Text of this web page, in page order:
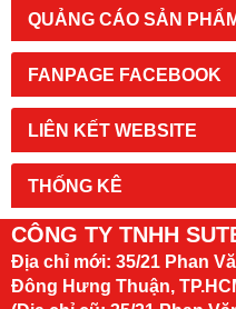
QUẢNG CÁO SẢN
FANPAGE FACEBOOK
LIÊN KẾT WEBSITE
THỐNG KÊ
CÔNG TY TNHH
Địa chỉ mới: 35/21 Phan
Đông Hưng Thuận,